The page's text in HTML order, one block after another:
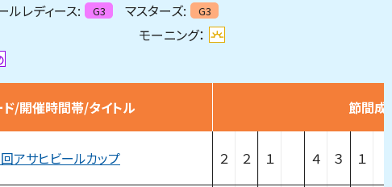
ルレディース: G3 マスターズ: G3
モーニング：
ド/開催時間帯/タイトル 節間成
アサヒビールカップ ２ ２ １ ４ ３ １